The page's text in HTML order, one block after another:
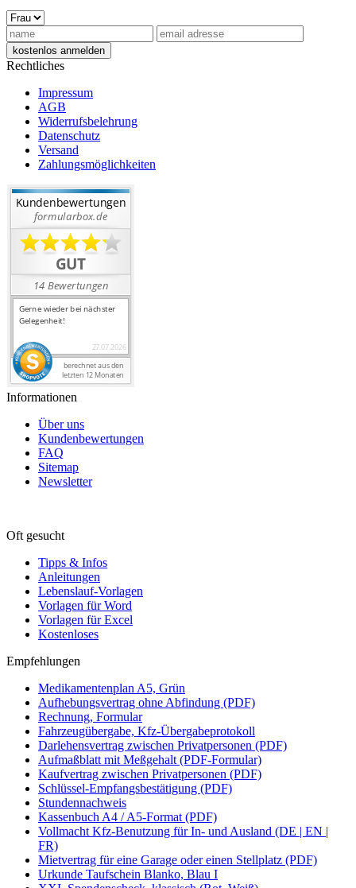
Rechtliches
Impressum
AGB
Widerrufsbelehrung
Datenschutz
Versand
Zahlungsmöglichkeiten
Informationen
Über uns
Kundenbewertungen
FAQ
Sitemap
Newsletter
Oft gesucht
Tipps & Infos
Anleitungen
Lebenslauf-Vorlagen
Vorlagen für Word
Vorlagen für Excel
Kostenloses
Empfehlungen
Medikamentenplan A5, Grün
Aufhebungsvertrag ohne Abfindung (PDF)
Rechnung, Formular
Fahrzeugübergabe, Kfz-Übergabeprotokoll
Darlehensvertrag zwischen Privatpersonen (PDF)
Aufmaßblatt mit Meßgehalt (PDF-Formular)
Kaufvertrag zwischen Privatpersonen (PDF)
Schlüssel-Empfangsbestätigung (PDF)
Stundennachweis
Kassenbuch A4 / A5-Format (PDF)
Vollmacht Kfz-Benutzung für In- und Ausland (DE | EN |
FR)
Mietvertrag für eine Garage oder einen Stellplatz (PDF)
Urkunde Taufschein Blanko, Blau I